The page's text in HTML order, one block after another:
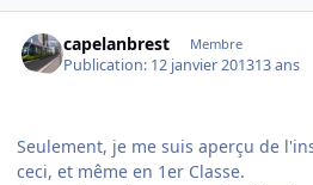
capelanbrest Membre
Publication: 12 janvier 201313 ans
Seulement, je me suis aperçu de
ceci, et même en 1er Classe.